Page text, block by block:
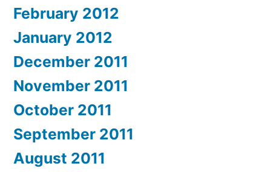
February 2012
January 2012
December 2011
November 2011
October 2011
September 2011
August 2011